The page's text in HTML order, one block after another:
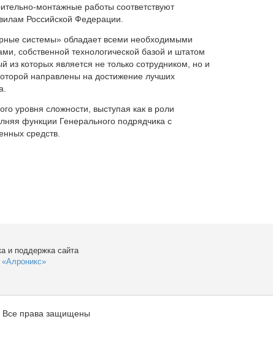
монтажные работы соответствуют
Российской Федерации.
системы» обладает всеми необходимыми
собственной технологической базой и штатом
из которых является не только сотрудником, но и
направлены на достижение лучших
уровня сложности, выступая как в роли
функции Генерального подрядчика с
средств.
и поддержка сайта
Все права защищены